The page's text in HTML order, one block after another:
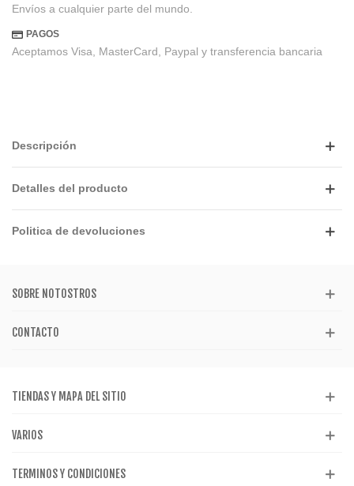
Envíos a cualquier parte del mundo.
PAGOS
Aceptamos Visa, MasterCard, Paypal y transferencia bancaria
Descripción
Detalles del producto
Politica de devoluciones
SOBRE NOTOSTROS
CONTACTO
TIENDAS Y MAPA DEL SITIO
VARIOS
TERMINOS Y CONDICIONES